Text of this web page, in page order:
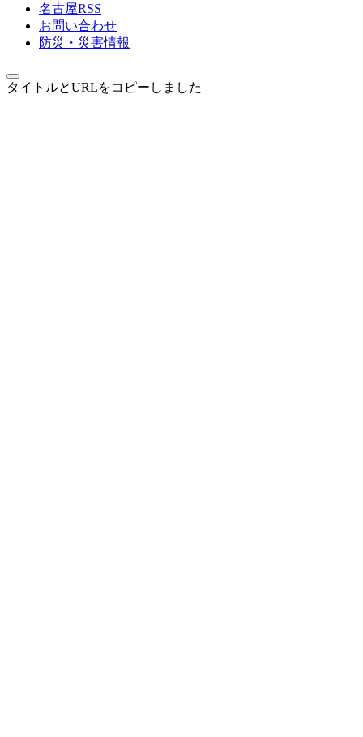
名古屋RSS
お問い合わせ
防災・災害情報
タイトルとURLをコピーしました